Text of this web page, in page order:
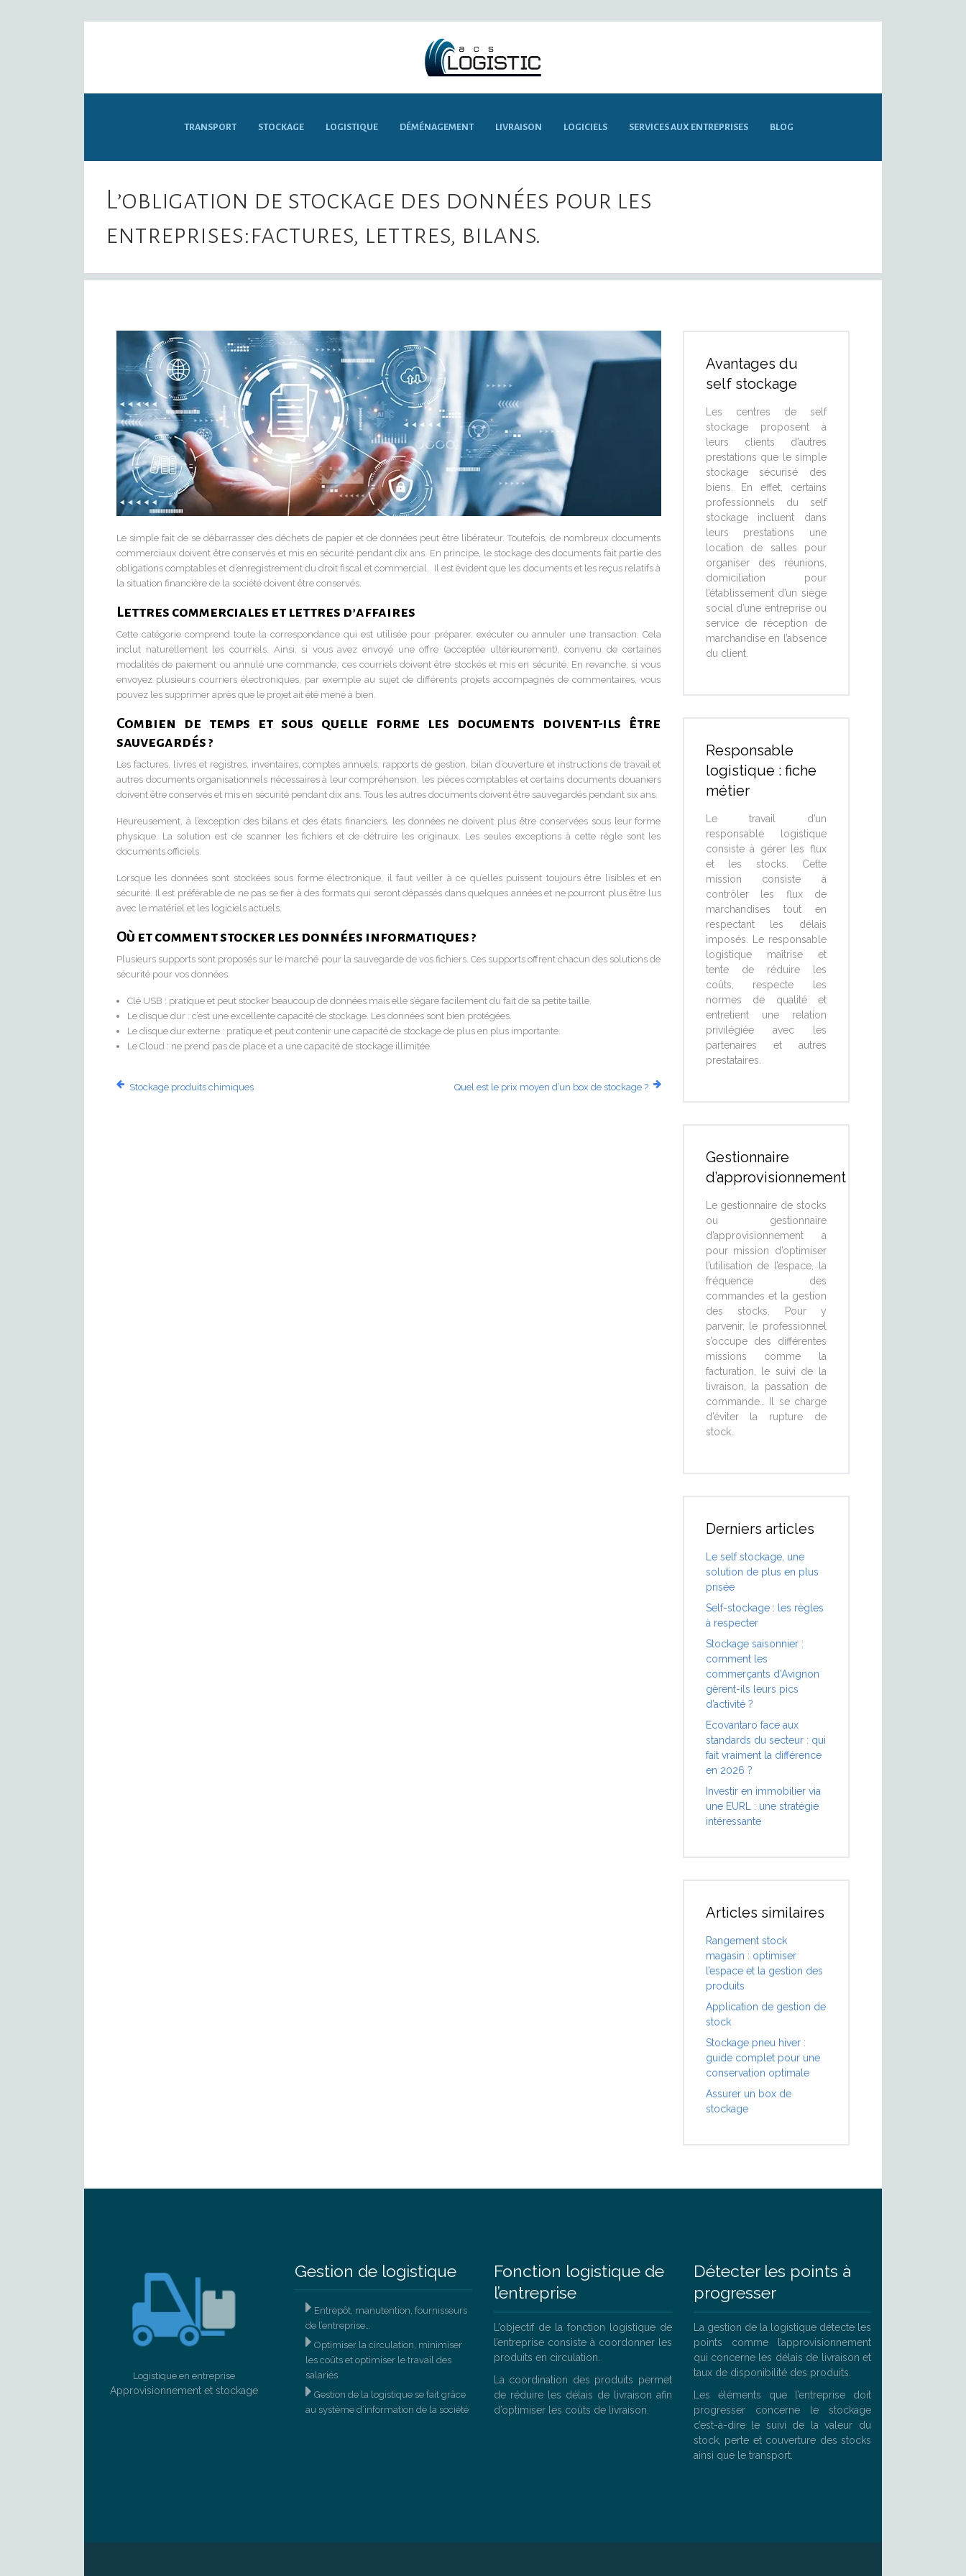
TRANSPORT STOCKAGE LOGISTIQUE DÉMÉNAGEMENT LIVRAISON LOGICIELS SERVICES AUX ENTREPRISES BLOG
L’obligation de stockage des données pour les
entreprises:factures, lettres, bilans.
Le simple fait de se débarrasser des déchets de papier et de données peut être libérateur. Toutefois, de nombreux documents
commerciaux doivent être conservés et mis en sécurité pendant dix ans. En principe, le stockage des documents fait partie des
obligations comptables et d’enregistrement du droit fiscal et commercial. Il est évident que les documents et les reçus relatifs à
la situation financière de la société doivent être conservés.
Lettres commerciales et lettres d’affaires
Cette catégorie comprend toute la correspondance qui est utilisée pour préparer, exécuter ou annuler une transaction. Cela
inclut naturellement les courriels. Ainsi, si vous avez envoyé une offre (acceptée ultérieurement), convenu de certaines
modalités de paiement ou annulé une commande, ces courriels doivent être stockés et mis en sécurité. En revanche, si vous
envoyez plusieurs courriers électroniques, par exemple au sujet de différents projets accompagnés de commentaires, vous
pouvez les supprimer après que le projet ait été mené à bien.
Combien de temps et sous quelle forme les documents doivent-ils être
sauvegardés ?
Les factures, livres et registres, inventaires, comptes annuels, rapports de gestion, bilan d’ouverture et instructions de travail et
autres documents organisationnels nécessaires à leur compréhension, les pièces comptables et certains documents douaniers
doivent être conservés et mis en sécurité pendant dix ans. Tous les autres documents doivent être sauvegardés pendant six ans.
Heureusement, à l’exception des bilans et des états financiers, les données ne doivent plus être conservées sous leur forme
physique. La solution est de scanner les fichiers et de détruire les originaux. Les seules exceptions à cette règle sont les
documents officiels.
Lorsque les données sont stockées sous forme électronique, il faut veiller à ce qu’elles puissent toujours être lisibles et en
sécurité. Il est préférable de ne pas se fier à des formats qui seront dépassés dans quelques années et ne pourront plus être lus
avec le matériel et les logiciels actuels.
Où et comment stocker les données informatiques ?
Plusieurs supports sont proposés sur le marché pour la sauvegarde de vos fichiers. Ces supports offrent chacun des solutions de
sécurité pour vos données.
Clé USB : pratique et peut stocker beaucoup de données mais elle s’égare facilement du fait de sa petite taille.
Le disque dur : c’est une excellente capacité de stockage. Les données sont bien protégées.
Le disque dur externe : pratique et peut contenir une capacité de stockage de plus en plus importante.
Le Cloud : ne prend pas de place et a une capacité de stockage illimitée.
Stockage produits chimiques Quel est le prix moyen d’un box de stockage ?
Avantages du
self stockage
Les centres de self
stockage proposent à
leurs clients d’autres
prestations que le simple
stockage sécurisé des
biens. En effet, certains
professionnels du self
stockage incluent dans
leurs prestations une
location de salles pour
organiser des réunions,
domiciliation pour
l’établissement d’un siège
social d’une entreprise ou
service de réception de
marchandise en l’absence
du client.
Responsable
logistique : fiche
métier
Le travail d’un
responsable logistique
consiste à gérer les flux
et les stocks. Cette
mission consiste à
contrôler les flux de
marchandises tout en
respectant les délais
imposés. Le responsable
logistique maîtrise et
tente de réduire les
coûts, respecte les
normes de qualité et
entretient une relation
privilégiée avec les
partenaires et autres
prestataires.
Gestionnaire
d’approvisionnement
Le gestionnaire de stocks
ou gestionnaire
d’approvisionnement a
pour mission d’optimiser
l’utilisation de l’espace, la
fréquence des
commandes et la gestion
des stocks. Pour y
parvenir, le professionnel
s’occupe des différentes
missions comme la
facturation, le suivi de la
livraison, la passation de
commande… Il se charge
d’éviter la rupture de
stock.
Derniers articles
Le self stockage, une
solution de plus en plus
prisée
Self-stockage : les règles
à respecter
Stockage saisonnier :
comment les
commerçants d’Avignon
gèrent-ils leurs pics
d’activité ?
Ecovantaro face aux
standards du secteur : qui
fait vraiment la différence
en 2026 ?
Investir en immobilier via
une EURL : une stratégie
intéressante
Articles similaires
Rangement stock
magasin : optimiser
l’espace et la gestion des
produits
Application de gestion de
stock
Stockage pneu hiver :
guide complet pour une
conservation optimale
Assurer un box de
stockage
Logistique en entreprise
Approvisionnement et stockage
Gestion de logistique
 Entrepôt, manutention, fournisseurs
de l’entreprise…
 Optimiser la circulation, minimiser
les coûts et optimiser le travail des
salariés
 Gestion de la logistique se fait grâce
au système d’information de la société
Fonction logistique de
l’entreprise
L’objectif de la fonction logistique de
l’entreprise consiste à coordonner les
produits en circulation.
La coordination des produits permet
de réduire les délais de livraison afin
d’optimiser les coûts de livraison.
Détecter les points à
progresser
La gestion de la logistique détecte les
points comme l’approvisionnement
qui concerne les délais de livraison et
taux de disponibilité des produits.
Les éléments que l’entreprise doit
progresser concerne le stockage
c’est-à-dire le suivi de la valeur du
stock, perte et couverture des stocks
ainsi que le transport.